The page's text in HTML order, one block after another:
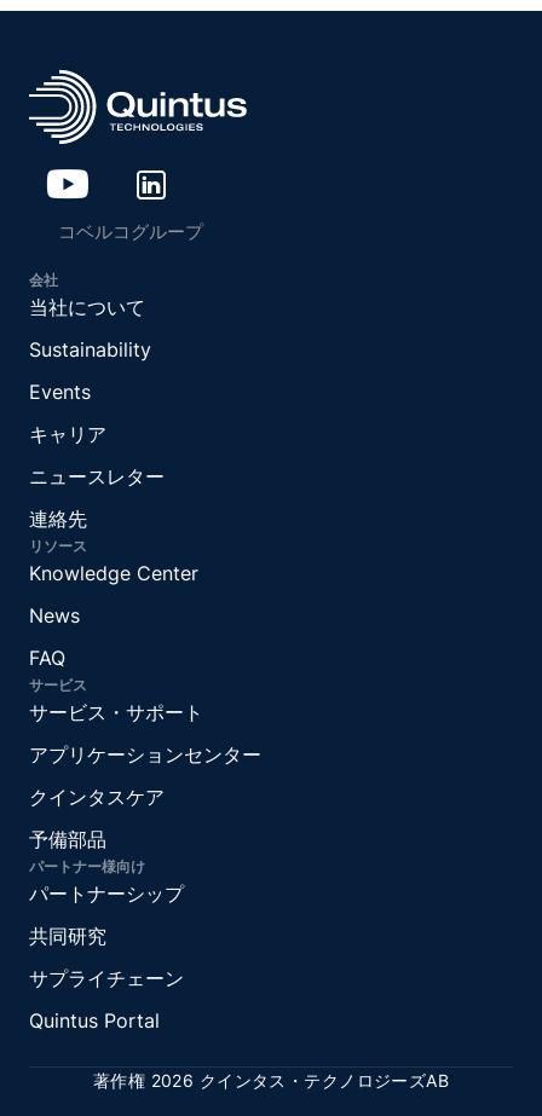
コベルコグループ
会社
当社について
Sustainability
Events
キャリア
ニュースレター
連絡先
リソース
Knowledge Center
News
FAQ
サービス
サービス・サポート
アプリケーションセンター
クインタスケア
予備部品
パートナー様向け
パートナーシップ
共同研究
サプライチェーン
Quintus Portal
著作権 2026 クインタス・テクノロジーズAB